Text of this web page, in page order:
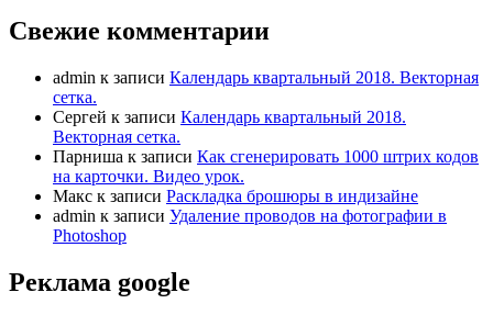
Свежие комментарии
admin к записи Календарь квартальный 2018. Векторная
сетка.
Сергей к записи Календарь квартальный 2018.
Векторная сетка.
Парниша к записи Как сгенерировать 1000 штрих кодов
на карточки. Видео урок.
Макс к записи Раскладка брошюры в индизайне
admin к записи Удаление проводов на фотографии в
Photoshop
Реклама google